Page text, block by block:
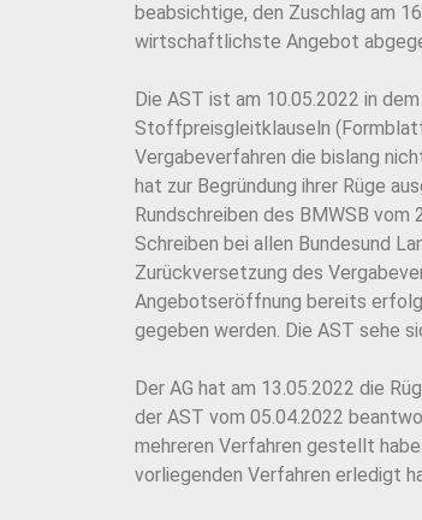
beabsichtige, den Zuschlag am
wirtschaftlichste Angebot
Die AST ist am 10.05.2022 in
Stoffpreisgleitklauseln (Formblatt
Vergabeverfahren die bislang
hat zur Begründung ihrer Rüge
Rundschreiben des BMWSB
Schreiben bei allen Bundesund
Zurückversetzung des
Angebotseröffnung bereits
gegeben werden. Die AST sehe
Der AG hat am 13.05.2022 die
der AST vom 05.04.2022
mehreren Verfahren gestellt
vorliegenden Verfahren erledigt